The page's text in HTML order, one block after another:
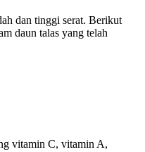
dan tinggi serat. Berikut
daun talas yang telah
vitamin C, vitamin A,